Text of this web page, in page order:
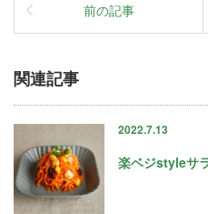
前の記事
関連記事
2022.7.13
楽ベジstyleサ